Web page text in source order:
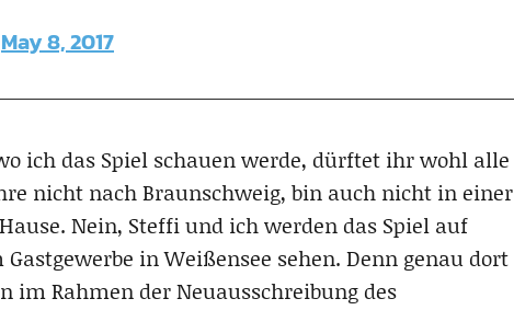
May 8, 2017
ich das Spiel schauen werde, dürftet ihr wohl alle
nicht nach Braunschweig, bin auch nicht in einer
Nein, Steffi und ich werden das Spiel auf
in Weißensee sehen. Denn genau dort
im Rahmen der Neuausschreibung des